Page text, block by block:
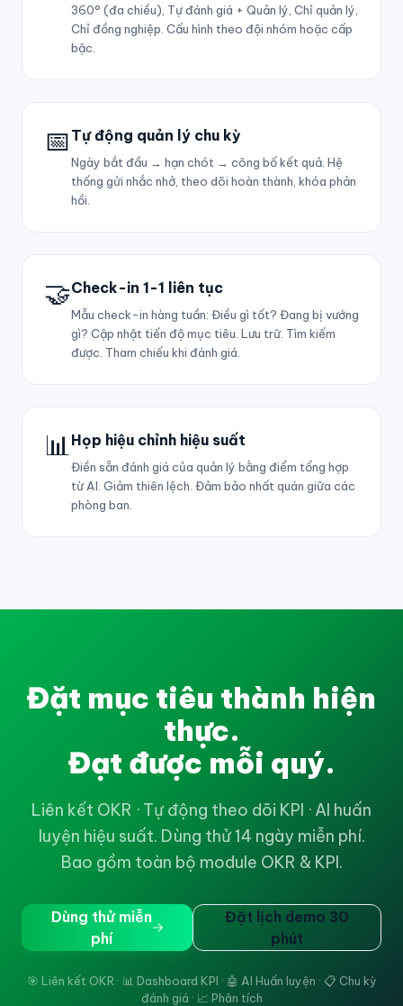
360° (đa chiều), Tự đánh giá + Quản lý, Chỉ quản lý,
Chỉ đồng nghiệp. Cấu hình theo đội nhóm hoặc cấp
bậc.
📅 Tự động quản lý chu kỳ
Ngày bắt đầu → hạn chót → công bố kết quả. Hệ
thống gửi nhắc nhở, theo dõi hoàn thành, khóa phản
hồi.
🤝Check-in 1-1 liên tục
Mẫu check-in hàng tuần: Điều gì tốt? Đang bị vướng
gì? Cập nhật tiến độ mục tiêu. Lưu trữ. Tìm kiếm
được. Tham chiếu khi đánh giá.
📊Họp hiệu chỉnh hiệu suất
Điền sẵn đánh giá của quản lý bằng điểm tổng hợp
từ AI. Giảm thiên lệch. Đảm bảo nhất quán giữa các
phòng ban.
Đặt mục tiêu thành hiện
thực.
Đạt được mỗi quý.
Liên kết OKR · Tự động theo dõi KPI · AI huấn
luyện hiệu suất. Dùng thử 14 ngày miễn phí.
Bao gồm toàn bộ module OKR & KPI.
Dùng thử miễn
phí
Đặt lịch demo 30
phút
🎯 Liên kết OKR · 📊 Dashboard KPI · 🤖 AI Huấn luyện · 📋 Chu kỳ
đánh giá · 📈 Phân tích